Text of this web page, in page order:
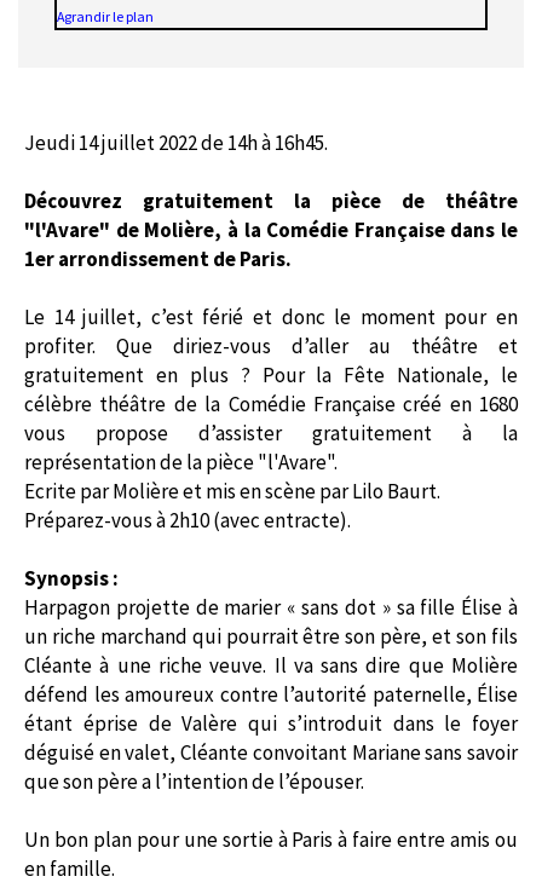
Agrandir le plan
Jeudi 14 juillet 2022 de 14h à 16h45.
Découvrez gratuitement la pièce de théâtre
"l'Avare" de Molière, à la Comédie Française dans le
1er arrondissement de Paris.
Le 14 juillet, c’est férié et donc le moment pour en
profiter. Que diriez-vous d’aller au théâtre et
gratuitement en plus ? Pour la Fête Nationale, le
célèbre théâtre de la Comédie Française créé en 1680
vous propose d’assister gratuitement à la
représentation de la pièce "l'Avare".
Ecrite par Molière et mis en scène par Lilo Baurt.
Préparez-vous à 2h10 (avec entracte).
Synopsis :
Harpagon projette de marier « sans dot » sa fille Élise à
un riche marchand qui pourrait être son père, et son fils
Cléante à une riche veuve. Il va sans dire que Molière
défend les amoureux contre l’autorité paternelle, Élise
étant éprise de Valère qui s’introduit dans le foyer
déguisé en valet, Cléante convoitant Mariane sans savoir
que son père a l’intention de l’épouser.
Un bon plan pour une sortie à Paris à faire entre amis ou
en famille.